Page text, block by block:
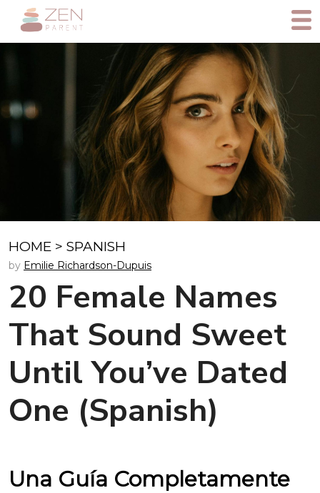
HOME > SPANISH
by Emilie Richardson-Dupuis
20 Female Names
That Sound Sweet
Until You’ve Dated
One (Spanish)
Una Guía Completamente